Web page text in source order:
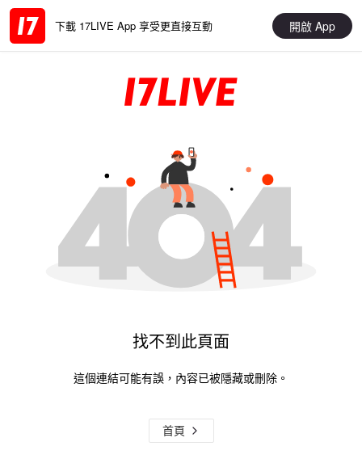
下載 17LIVE App 享受更直接互動 開啟 App
找不到此頁面
這個連結可能有誤，內容已被隱藏或刪除。
首頁